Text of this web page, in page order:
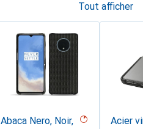
Tout afficher
Abaca Nero, Noir,
Acier